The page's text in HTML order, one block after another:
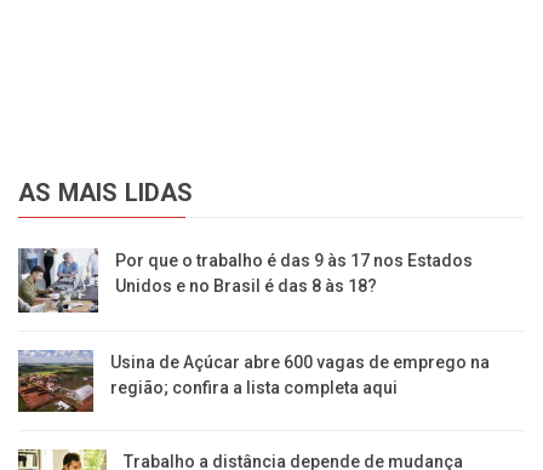
AS MAIS LIDAS
Por que o trabalho é das 9 às 17 nos Estados
Unidos e no Brasil é das 8 às 18?
Usina de Açúcar abre 600 vagas de emprego na
região; confira a lista completa aqui
Trabalho a distância depende de mudança